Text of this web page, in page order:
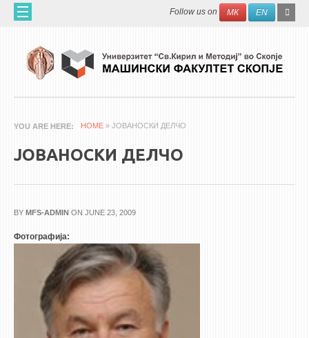
Skip to main content Search
Follow us on МК EN
ЗА НАС
60 ГОДИНИ МФ
НАУЧНА ДЕЈНОСТ
АПЛИКАТИВНА ДЕЈНОСТ
МЕЃУНАРОДНА СОРАБОТКА
ERASMUS+
QIM-SEE
3DFindIT
WATERBRIDGING
YOU ARE HERE HOME » ЈОВАНОСКИ ДЕЛЧО
ЈОВАНОСКИ ДЕЛЧО
BY MFS-ADMIN ON JUNE 23, 2009
Фотографија: